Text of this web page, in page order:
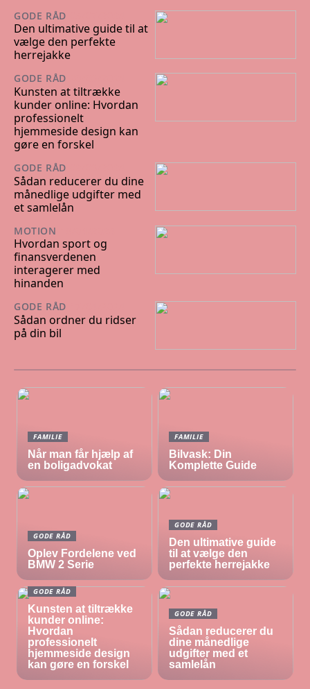
GODE RÅD
Den ultimative guide til at
vælge den perfekte
herrejakke
GODE RÅD
Kunsten at tiltrække
kunder online: Hvordan
professionelt
hjemmeside design kan
gøre en forskel
GODE RÅD
Sådan reducerer du dine
månedlige udgifter med
et samlelån
MOTION
Hvordan sport og
finansverdenen
interagerer med
hinanden
GODE RÅD
Sådan ordner du ridser
på din bil
FAMILIE
Når man får hjælp af
en boligadvokat
FAMILIE
Bilvask: Din
Komplette Guide
GODE RÅD
Oplev Fordelene ved
BMW 2 Serie
GODE RÅD
Den ultimative guide
til at vælge den
perfekte herrejakke
GODE RÅD
Kunsten at tiltrække
kunder online:
Hvordan
professionelt
hjemmeside design
kan gøre en forskel
GODE RÅD
Sådan reducerer du
dine månedlige
udgifter med et
samlelån